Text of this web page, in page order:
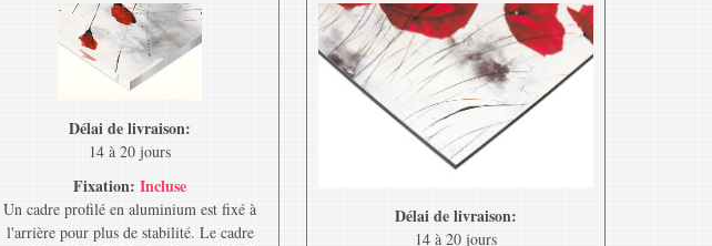
Délai de livraison:
14 à 20 jours
Fixation: Incluse
Un cadre profilé en aluminium est fixé à
l'arrière pour plus de stabilité. Le cadre
Délai de livraison:
14 à 20 jours